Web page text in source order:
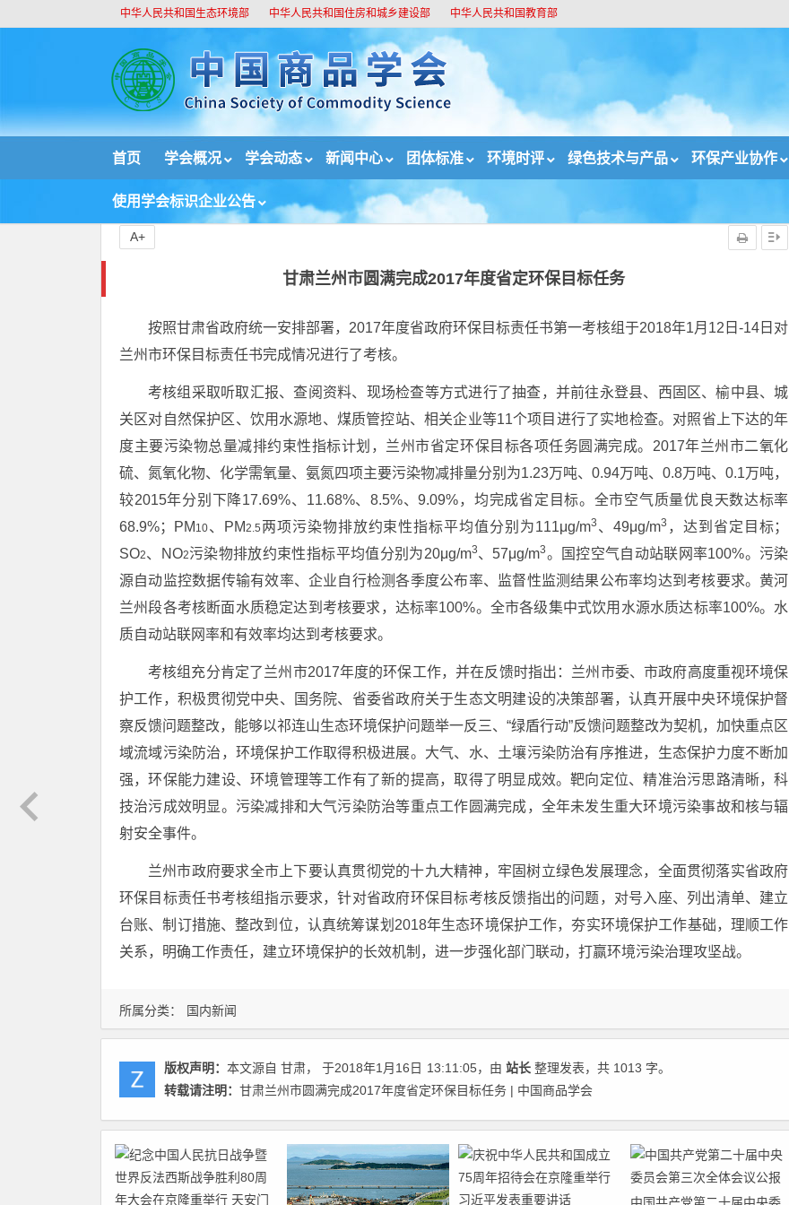
中华人民共和国生态环境部 中华人民共和国住房和城乡建设部 中华人民共和国教育部
首页 学会概况 学会动态 新闻中心 团体标准 环境时评 绿色技术与产品 环保产业协作
使用学会标识企业公告
//
首页 新闻中心 国内新闻 甘肃兰州市圆满完成2017年度省定环保目标任务
甘肃兰州市圆满完成2017年度省定环保目标任务
A+
所属分类： 国内新闻
按照甘肃省政府统一安排部署，2017年度省政府环保目标责任书第一考核组于2018年1月12日-14日对
兰州市环保目标责任书完成情况进行了考核。
考核组采取听取汇报、查阅资料、现场检查等方式进行了抽查，并前往永登县、西固区、榆中县、城
关区对自然保护区、饮用水源地、煤质管控站、相关企业等11个项目进行了实地检查。对照省上下达的年
度主要污染物总量减排约束性指标计划，兰州市省定环保目标各项任务圆满完成。2017年兰州市二氧化
硫、氮氧化物、化学需氧量、氨氮四项主要污染物减排量分别为1.23万吨、0.94万吨、0.8万吨、0.1万吨，
较2015年分别下降17.69%、11.68%、8.5%、9.09%，均完成省定目标。全市空气质量优良天数达标率
68.9%；PM 10、PM2.5 两项污染物排放约束性指标平均值分别为111μg/m3 、49μg/m3 ，达到省定目标；
SO2、NO2污染物排放约束性指标平均值分别为20μg/m3、57μg/m3。国控空气自动站联网率100%。污染
源自动监控数据传输有效率、企业自行检测各季度公布率、监督性监测结果公布率均达到考核要求。黄河
兰州段各考核断面水质稳定达到考核要求，达标率100%。全市各级集中式饮用水源水质达标率100%。水
质自动站联网率和有效率均达到考核要求。
考核组充分肯定了兰州市2017年度的环保工作，并在反馈时指出：兰州市委、市政府高度重视环境保
护工作，积极贯彻党中央、国务院、省委省政府关于生态文明建设的决策部署，认真开展中央环境保护督
察反馈问题整改，能够以祁连山生态环境保护问题举一反三、“绿盾行动”反馈问题整改为契机，加快重点区
域流域污染防治，环境保护工作取得积极进展。大气、水、土壤污染防治有序推进，生态保护力度不断加
强，环保能力建设、环境管理等工作有了新的提高，取得了明显成效。靶向定位、精准治污思路清晰，科
技治污成效明显。污染减排和大气污染防治等重点工作圆满完成，全年未发生重大环境污染事故和核与辐
射安全事件。
兰州市政府要求全市上下要认真贯彻党的十九大精神，牢固树立绿色发展理念，全面贯彻落实省政府
环保目标责任书考核组指示要求，针对省政府环保目标考核反馈指出的问题，对号入座、列出清单、建立
台账、制订措施、整改到位，认真统筹谋划2018年生态环境保护工作，夯实环境保护工作基础，理顺工作
关系，明确工作责任，建立环境保护的长效机制，进一步强化部门联动，打赢环境污染治理攻坚战。
版权声明： 本文源自 甘肃， 于2018年1月16日 13:11:05，由 站长 整理发表，共 1013 字。
转载请注明： 甘肃兰州市圆满完成2017年度省定环保目标任务 | 中国商品学会